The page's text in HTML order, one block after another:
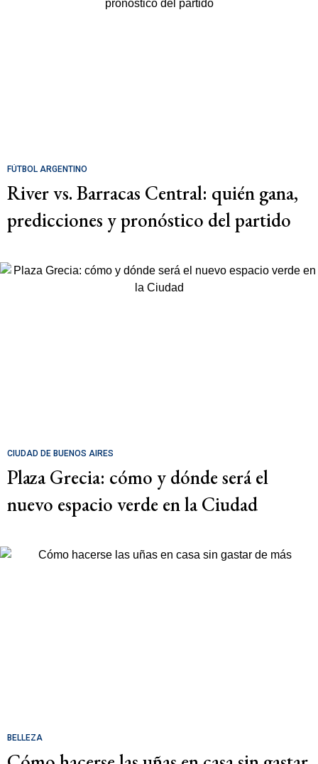
FÚTBOL ARGENTINO
River vs. Barracas Central: quién gana,
predicciones y pronóstico del partido
CIUDAD DE BUENOS AIRES
Plaza Grecia: cómo y dónde será el
nuevo espacio verde en la Ciudad
BELLEZA